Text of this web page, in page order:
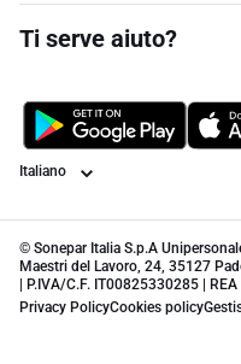
Ti serve aiuto?
Lingua
© Sonepar Italia S.p.A
Maestri del Lavoro, 24, 35127
| P.IVA/C.F. IT00825330285 |
Privacy PolicyCookies policy